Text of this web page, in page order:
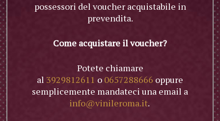
possessori del voucher acquistabile in
prevendita.
Come acquistare il voucher?
Potete chiamare
al 3929812611 o 0657288666 oppure
semplicemente mandateci una email a
info@vinileroma.it.